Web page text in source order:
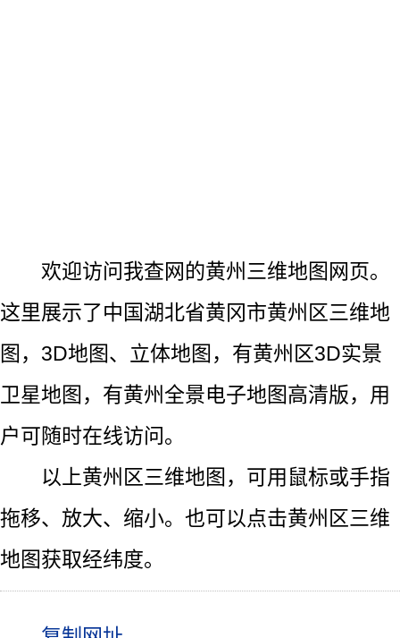
欢迎访问我查网的黄州三维地图网页。
这里展示了中国湖北省黄冈市黄州区三维地
图，3D地图、立体地图，有黄州区3D实景
卫星地图，有黄州全景电子地图高清版，用
户可随时在线访问。
以上黄州区三维地图，可用鼠标或手指
拖移、放大、缩小。也可以点击黄州区三维
地图获取经纬度。